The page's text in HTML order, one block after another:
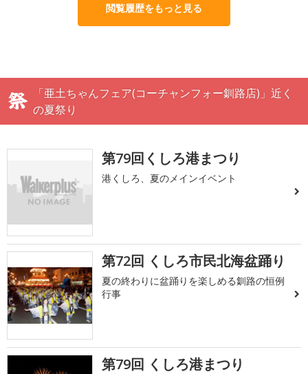
閲覧履歴をもっと見る
「亜土ちゃんフェア(コーチャンフォー釧路店)」近く
の夏祭り
第79回くしろ港まつり
港くしろ、夏のメインイベント
第72回 くしろ市民北海盆踊り
夏の終わりに盆踊りを楽しめる釧路の恒例
行事
第79回 くしろ港まつり